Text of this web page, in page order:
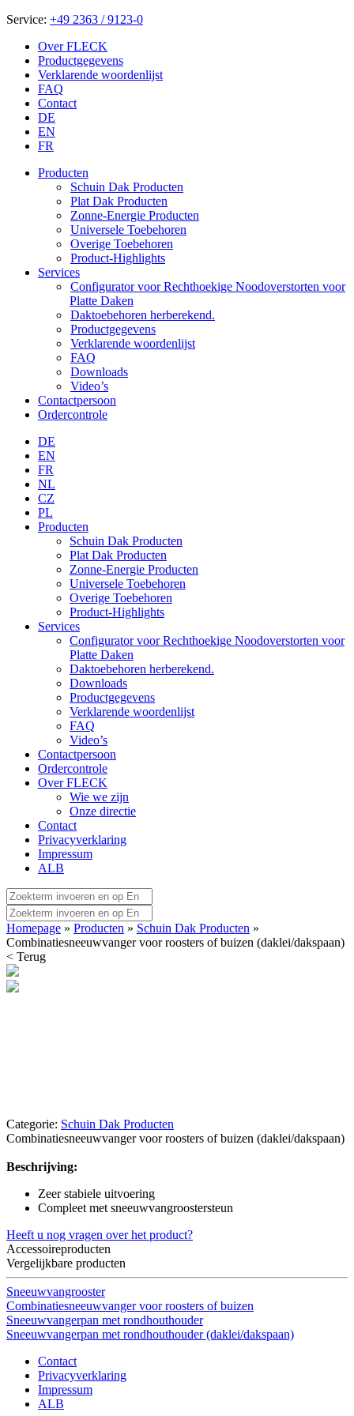
Service: +49 2363 / 9123-0
Over FLECK
Productgegevens
Verklarende woordenlijst
FAQ
Contact
DE
EN
FR
Producten
Schuin Dak Producten
Plat Dak Producten
Zonne-Energie Producten
Universele Toebehoren
Overige Toebehoren
Product-Highlights
Services
Configurator voor Rechthoekige Noodoverstorten voor
Platte Daken
Daktoebehoren herberekend.
Productgegevens
Verklarende woordenlijst
FAQ
Downloads
Video’s
Contactpersoon
Ordercontrole
DE
EN
FR
NL
CZ
PL
Producten
Schuin Dak Producten
Plat Dak Producten
Zonne-Energie Producten
Universele Toebehoren
Overige Toebehoren
Product-Highlights
Services
Configurator voor Rechthoekige Noodoverstorten voor
Platte Daken
Daktoebehoren herberekend.
Downloads
Productgegevens
Verklarende woordenlijst
FAQ
Video’s
Contactpersoon
Ordercontrole
Over FLECK
Wie we zijn
Onze directie
Contact
Privacyverklaring
Impressum
ALB
Homepage » Producten » Schuin Dak Producten »
Combinatiesneeuwvanger voor roosters of buizen (daklei/dakspaan)
< Terug
Categorie: Schuin Dak Producten
Combinatiesneeuwvanger voor roosters of buizen (daklei/dakspaan)
Beschrijving:
Zeer stabiele uitvoering
Compleet met sneeuwvangroostersteun
Heeft u nog vragen over het product?
Accessoireproducten
Vergelijkbare producten
Sneeuwvangrooster
Combinatiesneeuwvanger voor roosters of buizen
Sneeuwvangerpan met rondhouthouder
Sneeuwvangerpan met rondhouthouder (daklei/dakspaan)
Contact
Privacyverklaring
Impressum
ALB